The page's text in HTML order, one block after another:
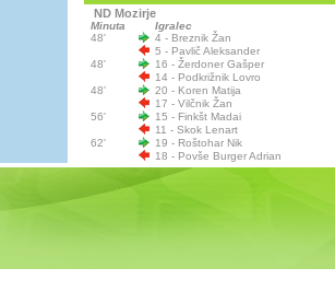
ND Mozirje
Minuta
Igralec
48'
4 - Breznik Žan
5 - Pavlič Aleksander
48'
16 - Žerdoner Gašper
14 - Podkrižnik Lovro
48'
20 - Koren Matija
17 - Vilčnik Žan
56'
15 - Finkšt Madai
11 - Skok Lenart
62'
19 - Roštohar Nik
18 - Povše Burger Adrian